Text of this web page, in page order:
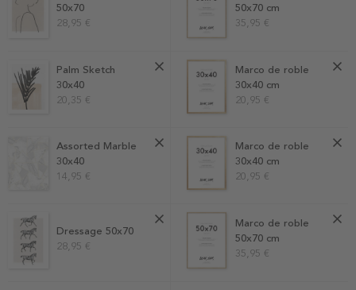
50x70
28,95 €
50x70 cm
35,95 €
Palm Sketch
30x40
20,35 €
Marco de roble
30x40 cm
20,95 €
Assorted Marble
30x40
14,95 €
Marco de roble
30x40 cm
20,95 €
Dressage 50x70
28,95 €
Marco de roble
50x70 cm
35,95 €